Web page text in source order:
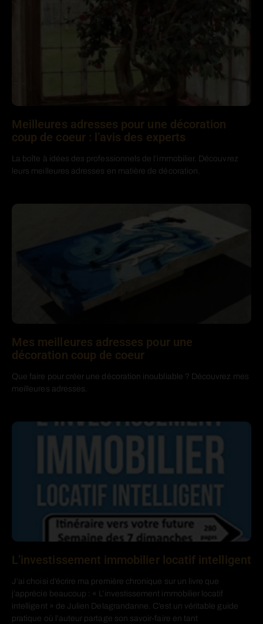
Meilleures adresses pour une décoration
coup de coeur : l’avis des experts
La boîte à idées des professionnels de l’immobilier. Découvrez
leurs meilleures adresses en matière de décoration.
Mes meilleures adresses pour une
décoration coup de coeur
Que faire pour créer une décoration inoubliable ? Découvrez mes
meilleures adresses.
L’investissement immobilier locatif intelligent
J’ai choisi d’écrire ma première chronique sur un livre que
j’apprécie beaucoup : « L’investissement immobilier locatif
intelligent » de Julien Delagrandanne. C’est un véritable guide
pratique où l’auteur partage son savoir-faire en tant